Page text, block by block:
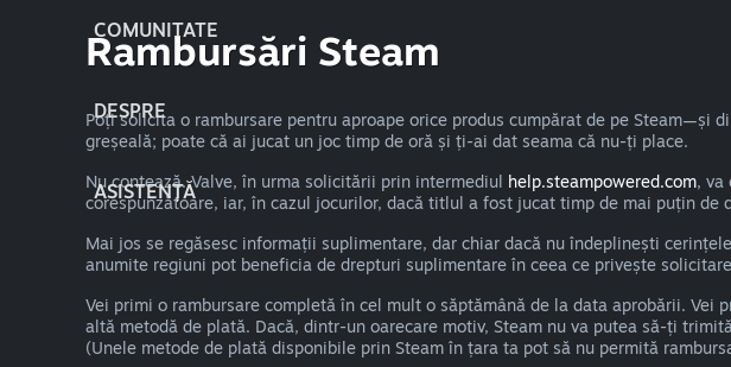
COMUNITATE
DESPRE
ASISTENȚĂ
Rambursări Steam
Poți solicita o rambursare pentru aproape orice produs cumpărat de pe Steam—și
greșeală; poate că ai jucat un joc timp de oră și ți-ai dat seama că nu-ți place.
Nu contează. Valve, în urma solicitării prin intermediul help.steampowered.com, va
corespunzătoare, iar, în cazul jocurilor, dacă titlul a fost jucat timp de mai puțin de
Mai jos se regăsesc informații suplimentare, dar chiar dacă nu îndeplinești
anumite regiuni pot beneficia de drepturi suplimentare în ceea ce privește
Vei primi o rambursare completă în cel mult o săptămână de la data aprobării.
altă metodă de plată. Dacă, dintr-un oarecare motiv, Steam nu va putea să-ți
(Unele metode de plată disponibile prin Steam în țara ta pot să nu permită